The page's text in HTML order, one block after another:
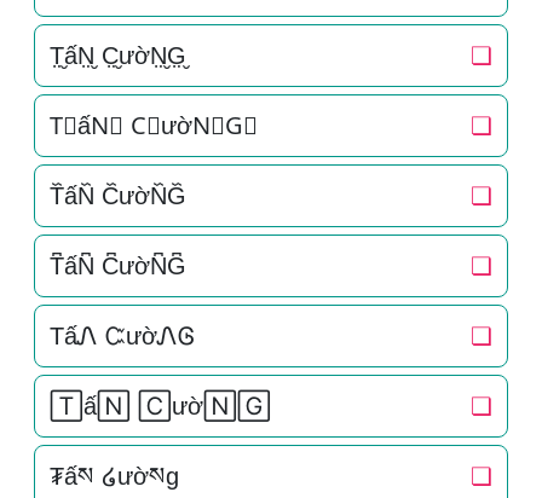
T̤̮ấN̤̮ C̤̮ườN̤̮G̤̮ ❏
T⃘ấN⃘ C⃘ườN⃘G⃘ ❏
T᷈ấN᷈ C᷈ườN᷈G᷈ ❏
T͆ấN͆ C͆ườN͆G͆ ❏
TấᏁ ᏨườᏁᎶ ❏
🅃ấ🄽 🄲ườ🄽🄶 ❏
₮ấས ໒ườསg ❏